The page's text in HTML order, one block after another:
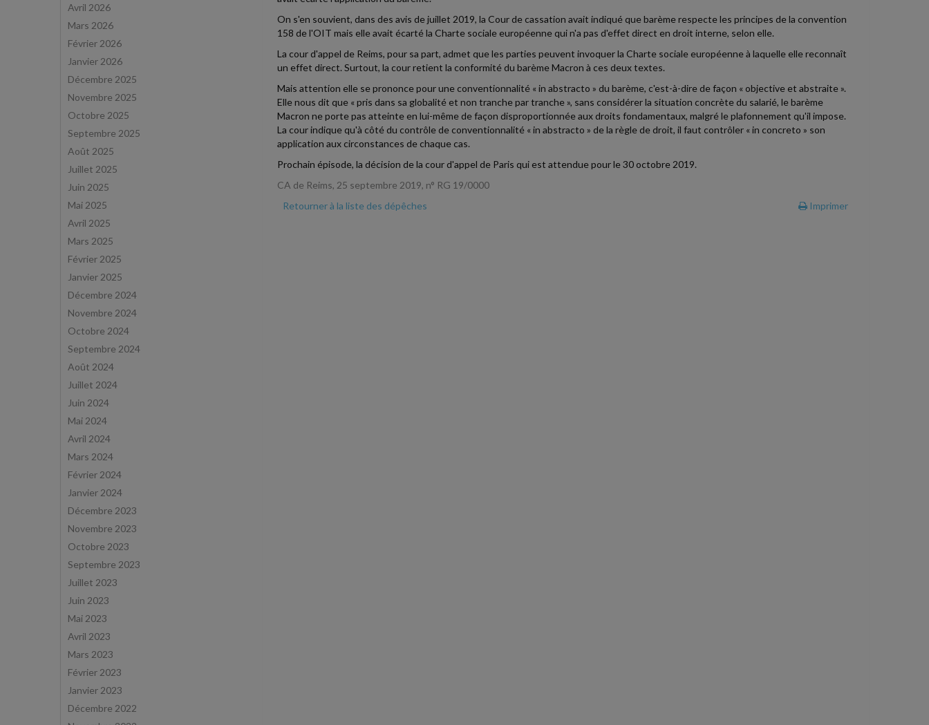
Avril 2026
Mars 2026
Février 2026
Janvier 2026
Décembre 2025
Novembre 2025
Octobre 2025
Septembre 2025
Août 2025
Juillet 2025
Juin 2025
Mai 2025
Avril 2025
Mars 2025
Février 2025
Janvier 2025
Décembre 2024
Novembre 2024
Octobre 2024
Septembre 2024
Août 2024
Juillet 2024
Juin 2024
Mai 2024
Avril 2024
Mars 2024
Février 2024
Janvier 2024
Décembre 2023
Novembre 2023
Octobre 2023
Septembre 2023
Juillet 2023
Juin 2023
Mai 2023
Avril 2023
Mars 2023
Février 2023
Janvier 2023
Décembre 2022
On s'en souvient, dans des avis de juillet 2019, la Cour de cassation avait indiqué que barème respecte les principes de la convention
158 de l'OIT mais elle avait écarté la Charte sociale européenne qui n'a pas d'effet direct en droit interne, selon elle.
La cour d'appel de Reims, pour sa part, admet que les parties peuvent invoquer la Charte sociale européenne à laquelle elle reconnaît
un effet direct. Surtout, la cour retient la conformité du barème Macron à ces deux textes.
Mais attention elle se prononce pour une conventionnalité « in abstracto » du barème, c'est-à-dire de façon « objective et abstraite ».
Elle nous dit que « pris dans sa globalité et non tranche par tranche », sans considérer la situation concrète du salarié, le barème
Macron ne porte pas atteinte en lui-même de façon disproportionnée aux droits fondamentaux, malgré le plafonnement qu'il impose.
La cour indique qu'à côté du contrôle de conventionnalité « in abstracto » de la règle de droit, il faut contrôler « in concreto » son
application aux circonstances de chaque cas.
Prochain épisode, la décision de la cour d'appel de Paris qui est attendue pour le 30 octobre 2019.
CA de Reims, 25 septembre 2019, n° RG 19/0000
Retourner à la liste des dépêches
Imprimer